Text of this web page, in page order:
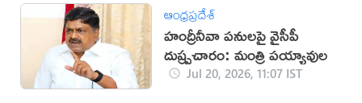
ఆంధ్రప్రదేశ్
హంద్రీనీవా పనులపై వైసీపీ
దుష్ప్రచారం: మంత్రి పయ్యావుల
Jul 20, 2026, 11:07 IST